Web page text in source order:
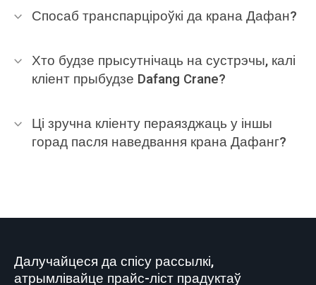
Спосаб транспарціроўкі да крана Дафан?
Хто будзе прысутнічаць на сустрэчы, калі
кліент прыбудзе Dafang Crane?
Ці зручна кліенту пераязджаць у іншы
горад пасля наведвання крана Дафанг?
Далучайцеся да спісу рассылкі,
атрымлівайце прайс-ліст прадуктаў